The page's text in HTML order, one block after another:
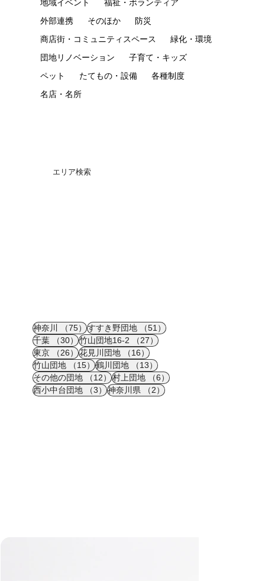
外部連携
そのほか
防災
商店街・コミュニティスペース
緑化・環境
団地リノベーション
子育て・キッズ
ペット
たてもの・設備
各種制度
名店・名所
エリア検索
神奈川 （75）75件の記事
すすき野団地 （51）51件の記事
千葉
（30）30件の記事
竹山団地16-2 （27）27件の記事
東京
（26）26件の記事
花見川団地 （16）16件の記事
竹山団地
（15）15件の記事
鶴川団地 （13）13件の記事
その他の団地
（12）12件の記事
村上団地 （6）6件の記事
西小中台団地
（3）3件の記事
神奈川県 （2）2件の記事